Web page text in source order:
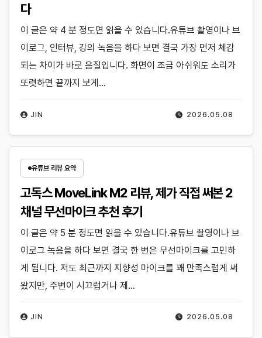
다
2026.05.08
JIN
이 글은 약 4 분 정도면 읽을 수 있습니다.유튜브 촬영이나 브
이로그, 인터뷰, 강의 녹음을 하다 보면 결국 가장 먼저 체감
되는 차이가 바로 음질입니다. 화면이 조금 아쉬워도 소리가
또렷하면 끝까지 보게…
유튜브 리뷰 요약
고독스 MoveLink M2 리뷰, 제가 직접 써본 2
채널 무선마이크 추천 후기
2026.05.08
JIN
이 글은 약 5 분 정도면 읽을 수 있습니다.유튜브 촬영이나 브
이로그 녹음을 하다 보면 결국 한 번은 무선마이크를 고민하
게 됩니다. 저도 최근까지 지향성 마이크를 꽤 만족스럽게 써
왔지만, 주변이 시끄럽거나 제…